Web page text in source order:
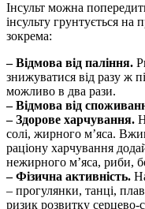
Інсульт можна
інсульту грунтується
зокрема:
– Відмова від паління.
знижуватися від разу ж
можливо в два рази.
– Відмова від
– Здорове харчування.
солі, жирного м’яса.
раціону харчування
нежирного м’яса, риби,
– Фізична активність.
– прогулянки, танці,
ризик розвитку серцево-